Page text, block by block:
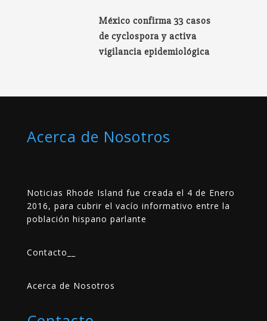
México confirma 33 casos
de cyclospora y activa
vigilancia epidemiológica
Acerca de Nosotros
Noticias Rhode Island fue creada el 4 de Enero
2016, para cubrir el vacío informativo entre la
población hispano parlante
Contacto
Acerca de Nosotros